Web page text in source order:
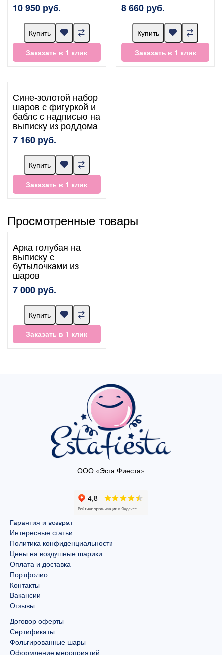
10 950 руб.
Купить
Заказать в 1 клик
8 660 руб.
Купить
Заказать в 1 клик
Сине-золотой набор
шаров с фигуркой и
баблс с надписью на
выписку из роддома
7 160 руб.
Купить
Заказать в 1 клик
Просмотренные товары
Арка голубая на
выписку с
бутылочками из
шаров
7 000 руб.
Купить
Заказать в 1 клик
ООО «Эста Фиеста»
Гарантия и возврат
Интересные статьи
Политика конфиденциальности
Цены на воздушные шарики
Оплата и доставка
Портфолио
Контакты
Вакансии
Отзывы
Договор оферты
Сертификаты
Фольгированные шары
Оформление мероприятий